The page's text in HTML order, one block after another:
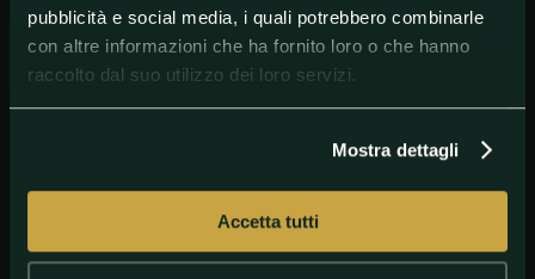
pubblicità e social media, i quali potrebbero combinarle
con altre informazioni che ha fornito loro o che hanno
raccolto dal suo utilizzo dei loro servizi.
Mostra dettagli
Accetta tutti
#Atalanta #Genoa #SerieA